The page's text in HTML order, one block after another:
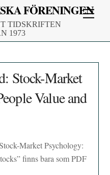
FÖRENINGEN
TIDSKRIFTEN
1973
Stock-Market
Value and
Market Psychology:
finns bara som PDF